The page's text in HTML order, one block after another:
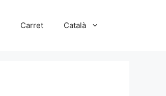
Carret Català